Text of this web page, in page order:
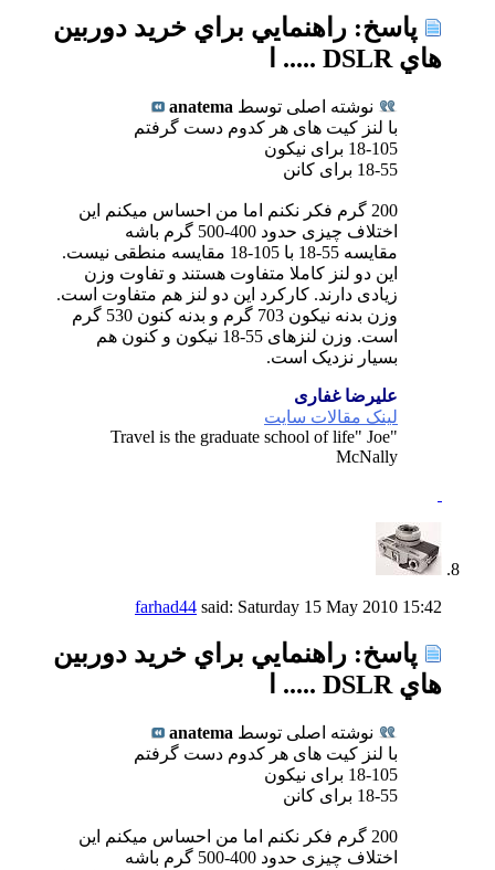
پاسخ: راهنمايي براي خريد دوربين
هاي DSLR ..... ا
نوشته اصلی توسط anatema
با لنز کیت های هر کدوم دست گرفتم
18-105 برای نیکون
18-55 برای کانن
200 گرم فکر نکنم اما من احساس میکنم این
اختلاف چیزی حدود 400-500 گرم باشه
مقایسه 55-18 با 105-18 مقایسه منطقی نیست.
این دو لنز کاملا متفاوت هستند و تفاوت وزن
زیادی دارند. کارکرد این دو لنز هم متفاوت است.
وزن بدنه نیکون 703 گرم و بدنه کنون 530 گرم
است. وزن لنزهای 55-18 نیکون و کنون هم
بسیار نزدیک است.
علیرضا غفاری
لینک مقالات سایت
"Travel is the graduate school of life" Joe
McNally
farhad44 said: Saturday 15 May 2010 15:42
پاسخ: راهنمايي براي خريد دوربين
هاي DSLR ..... ا
نوشته اصلی توسط anatema
با لنز کیت های هر کدوم دست گرفتم
18-105 برای نیکون
18-55 برای کانن
200 گرم فکر نکنم اما من احساس میکنم این
اختلاف چیزی حدود 400-500 گرم باشه